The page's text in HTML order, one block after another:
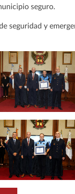
seguro.
seguridad y